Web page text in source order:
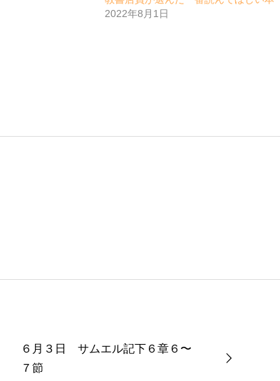
2022年8月1日
６月３日 サムエル記下６章６〜
７節